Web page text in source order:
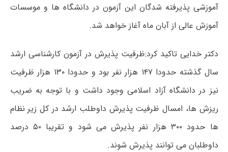
آموزشی پذیرفته شدگان این آزمون در دانشگاه ها و موسسات
آموزش عالی از آبان ماه آغاز خواهد شد.
دکتر خدایی تاکید کرد:ظرفیت پذیرش در آزمون کارشناسی ارشد
سال گذشته حدودا ۱۴۷ هزار نفر بود و حدودا ۱۳۰ هزار ظرفیت
نیز در دانشگاه آزاد اسلامی وجود داشت و با توجه به ضریب
ریزش ها، امسال ظرفیت پذیرش داوطلب ارشد در کل زیر نظام
ها حدود ۳۰۰ هزار نفر پذیرش می شود و تقریبا ۵۰ درصد
داوطلبان می توانند پذیرش شوند.